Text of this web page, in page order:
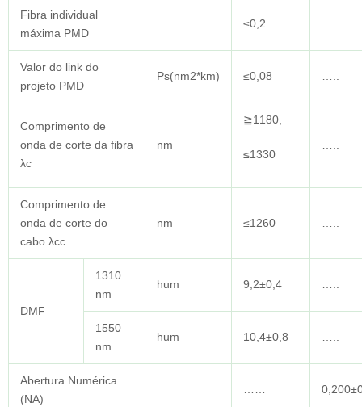
Fibra individual
máxima PMD
≤0,2 …..
Valor do link do
projeto PMD
Ps(nm2*km) ≤0,08 …..
Comprimento de
onda de corte da fibra
λc
nm
≧1180,
≤1330
…..
Comprimento de
onda de corte do
cabo λcc
nm ≤1260 …..
DMF
1310
nm
hum 9,2±0,4 …..
1550
nm
hum 10,4±0,8 …..
Abertura Numérica
(NA)
……